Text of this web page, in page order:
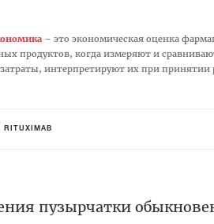
– это экономическая оценка
продуктов, когда измеряют и
интерпретируют их при
RITUXIMAB
пузырчатки